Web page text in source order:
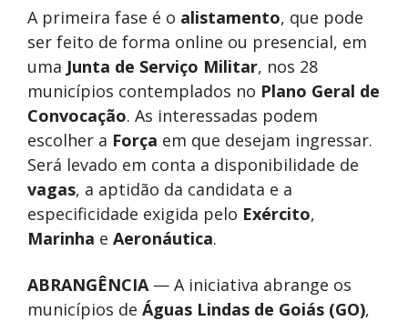
A primeira fase é o alistamento, que pode
ser feito de forma online ou presencial, em
uma Junta de Serviço Militar, nos 28
municípios contemplados no Plano Geral de
Convocação. As interessadas podem
escolher a Força em que desejam ingressar.
Será levado em conta a disponibilidade de
vagas, a aptidão da candidata e a
especificidade exigida pelo Exército,
Marinha e Aeronáutica.
ABRANGÊNCIA— A iniciativa abrange os
municípios de Águas Lindas de Goiás (GO),